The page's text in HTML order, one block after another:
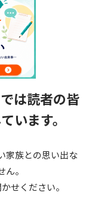
は読者の皆
います。
家族との思い出な
。
せください。